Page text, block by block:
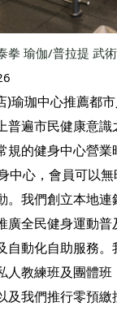
拳 瑜伽/普拉提 武術
)瑜珈中心推薦都
普遍市民健康意
的健身中心營業
中心，會員可以
。我們創立本地
廣全民健身運動
自動化自助服務
人教練班及團體
及我們推行零預